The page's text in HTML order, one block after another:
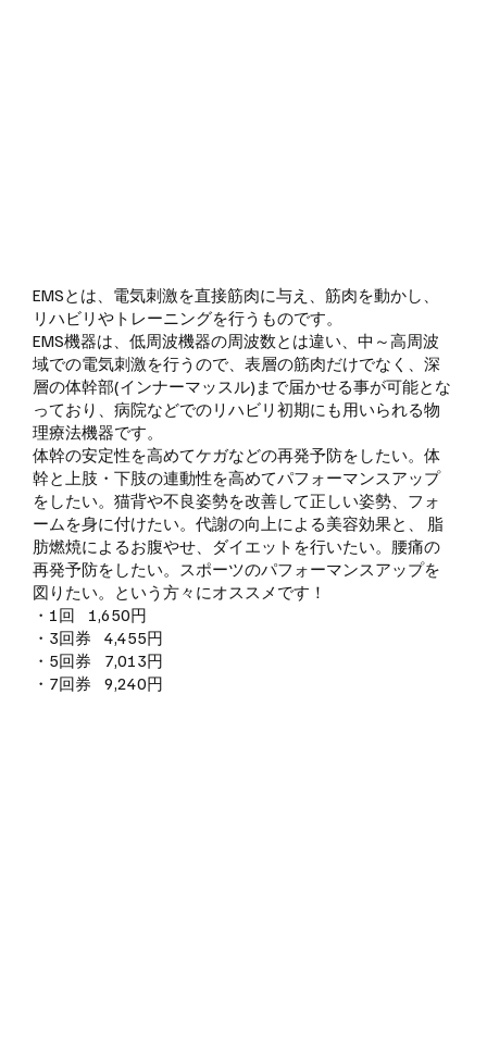
EMSとは、電気刺激を直接筋肉に与え、筋肉を動かし、
リハビリやトレーニングを行うものです。
EMS機器は、低周波機器の周波数とは違い、中～高周波
域での電気刺激を行うので、表層の筋肉だけでなく、深
層の体幹部(インナーマッスル)まで届かせる事が可能とな
っており、病院などでのリハビリ初期にも用いられる物
理療法機器です。
体幹の安定性を高めてケガなどの再発予防をしたい。体
幹と上肢・下肢の連動性を高めてパフォーマンスアップ
をしたい。猫背や不良姿勢を改善して正しい姿勢、フォ
ームを身に付けたい。代謝の向上による美容効果と、 脂
肪燃焼によるお腹やせ、ダイエットを行いたい。腰痛の
再発予防をしたい。スポーツのパフォーマンスアップを
図りたい。という方々にオススメです！
・1回 1,650円
・3回券 4,455円
・5回券 7,013円
・7回券 9,240円